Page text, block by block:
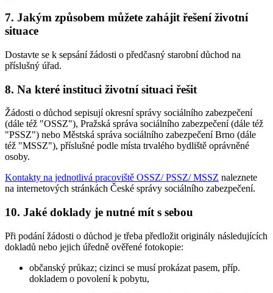
7. Jakým způsobem můžete zahájit řešení životní
situace
Dostavte se k sepsání žádosti o předčasný starobní důchod na
příslušný úřad.
8. Na které instituci životní situaci řešit
Žádosti o důchod sepisují okresní správy sociálního zabezpečení
(dále též "OSSZ"), Pražská správa sociálního zabezpečení (dále též
"PSSZ") nebo Městská správa sociálního zabezpečení Brno (dále
též "MSSZ"), příslušné podle místa trvalého bydliště oprávněné
osoby.
Kontakty na jednotlivá pracoviště OSSZ/ PSSZ/ MSSZ naleznete
na internetových stránkách České správy sociálního zabezpečení.
10. Jaké doklady je nutné mít s sebou
Při podání žádosti o důchod je třeba předložit originály následujících
dokladů nebo jejich úředně ověřené fotokopie:
občanský průkaz; cizinci se musí prokázat pasem, příp.
dokladem o povolení k pobytu,